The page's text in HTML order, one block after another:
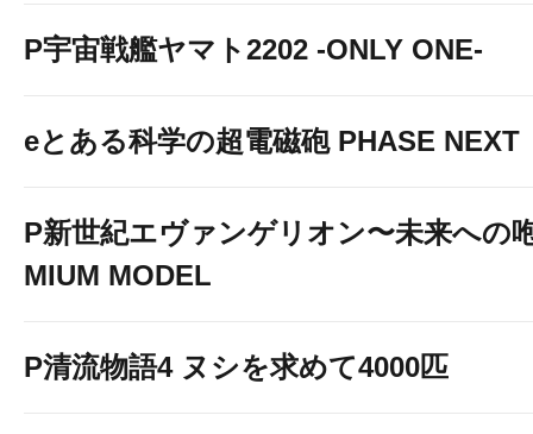
P宇宙戦艦ヤマト2202 -ONLY ONE-
eとある科学の超電磁砲 PHASE NEXT
P新世紀エヴァンゲリオン〜未来への
MIUM MODEL
P清流物語4 ヌシを求めて4000匹